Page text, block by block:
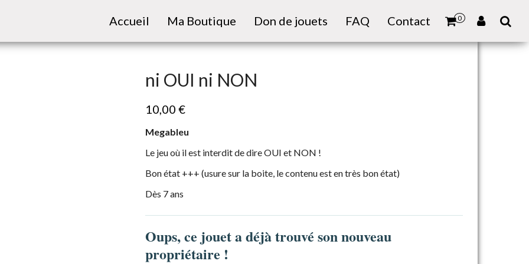
0
Accueil Ma Boutique Don de jouets FAQ Contact
ni OUI ni NON
10,00€
Megableu
Le jeu où il est interdit de dire OUI et NON !
Bon état +++ (usure sur la boite, le contenu est en très bon état)
Dès 7 ans
Oups, ce jouet a déjà trouvé son nouveau
propriétaire !